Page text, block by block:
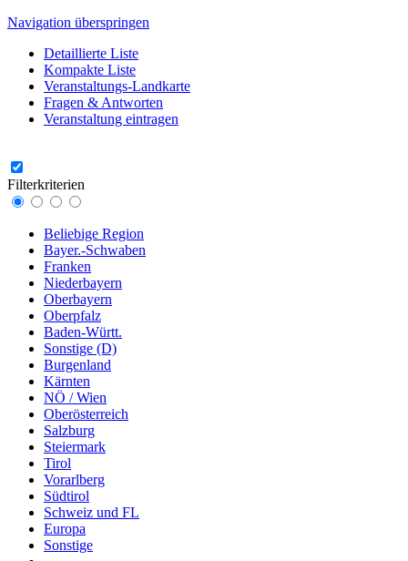
Navigation überspringen
Detaillierte Liste
Kompakte Liste
Veranstaltungs-Landkarte
Fragen & Antworten
Veranstaltung eintragen
Filterkriterien
Beliebige Region
Bayer.-Schwaben
Franken
Niederbayern
Oberbayern
Oberpfalz
Baden-Württ.
Sonstige (D)
Burgenland
Kärnten
NÖ / Wien
Oberösterreich
Salzburg
Steiermark
Tirol
Vorarlberg
Südtirol
Schweiz und FL
Europa
Sonstige